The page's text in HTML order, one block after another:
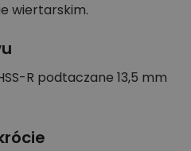
wiertarskim.
R podtaczane 13,5 mm